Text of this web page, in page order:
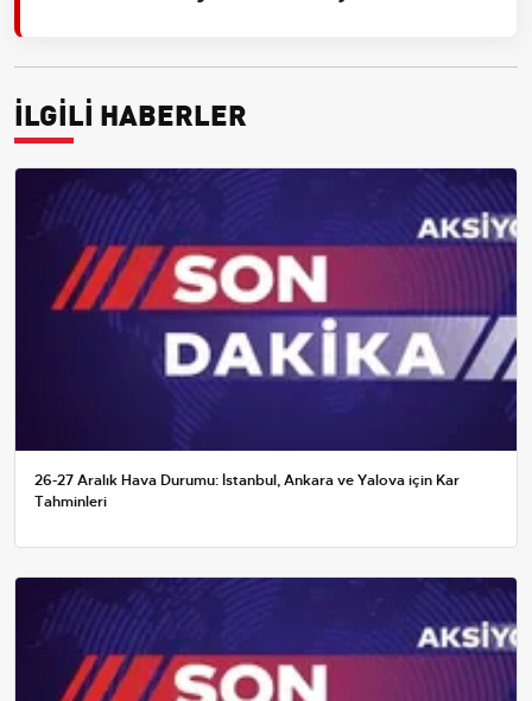
İLGİLİ HABERLER
26-27 Aralık Hava Durumu: İstanbul, Ankara ve Yalova için Kar
Tahminleri